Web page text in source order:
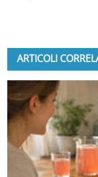
ARTICOLI